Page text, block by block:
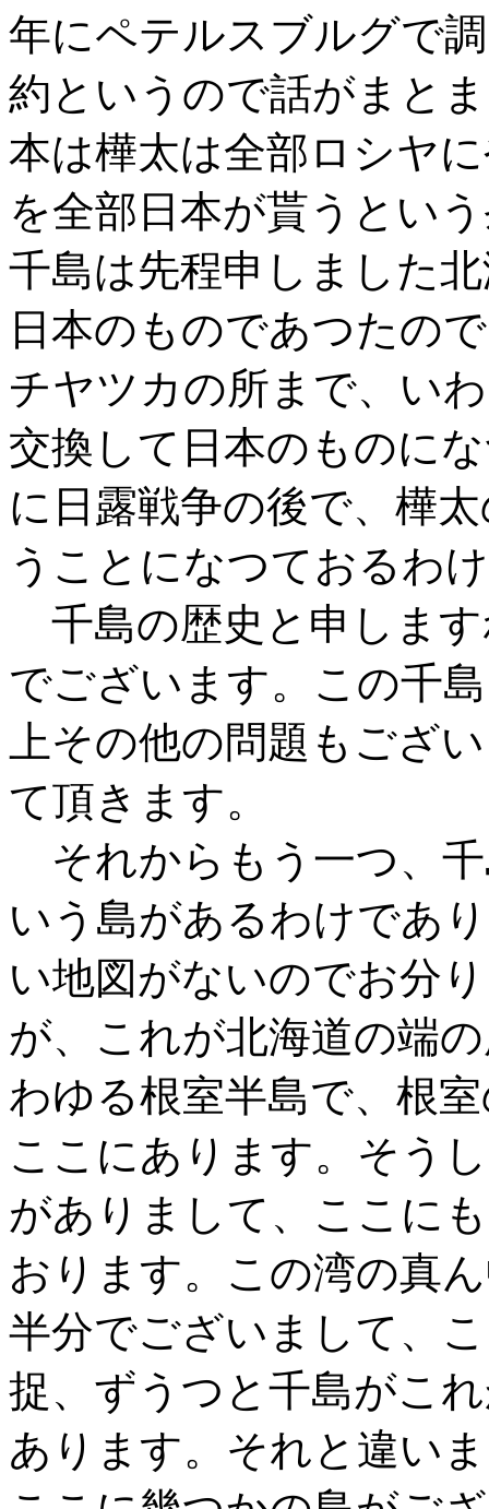
年にペテルスブルグで
約というので話がまと
本は樺太は全部ロシヤ
を全部日本が貰うとい
千島は先程申しました
日本のものであつたの
チヤツカの所まで、い
交換して日本のものに
に日露戦争の後で、樺
うことになつておるわ
千島の歴史と申しま
でございます。この千
上その他の問題もござ
て頂きます。
それからもう一つ、
いう島があるわけであ
い地図がないのでお分
が、これが北海道の端
わゆる根室半島で、根
ここにあります。そう
がありまして、ここに
おります。この湾の真
半分でございまして、
捉、ずうつと千島がこ
あります。それと違い